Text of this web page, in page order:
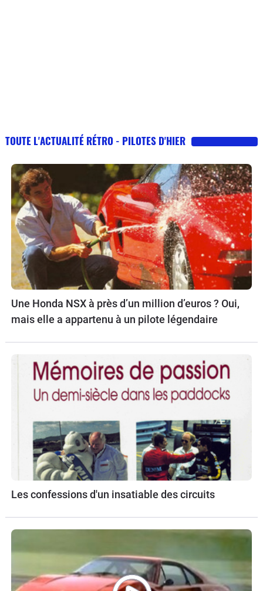
TOUTE L'ACTUALITÉ RÉTRO - PILOTES D'HIER
Une Honda NSX à près d’un million d’euros ? Oui,
mais elle a appartenu à un pilote légendaire
Les confessions d'un insatiable des circuits